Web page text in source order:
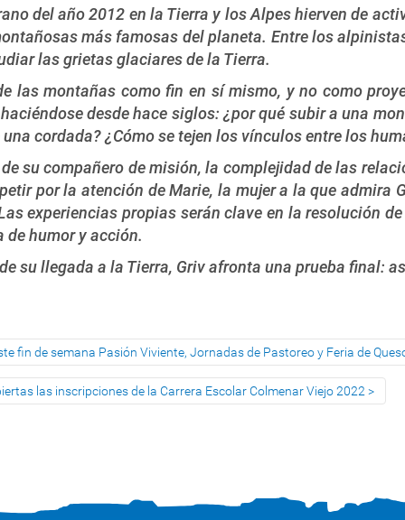
del año 2012 en la Tierra y los Alpes hierven de
más famosas del planeta. Entre los
las grietas glaciares de la Tierra.
las montañas como fin en sí mismo, y no como
desde hace siglos: ¿por qué subir a una
cordada? ¿Cómo se tejen los vínculos entre los
su compañero de misión, la complejidad de las
por la atención de Marie, la mujer a la que
experiencias propias serán clave en la resolución
de humor y acción.
su llegada a la Tierra, Griv afronta una prueba final:
fin de semana Pasión Viviente, Jornadas de Pastoreo y Feria de
las inscripciones de la Carrera Escolar Colmenar Viejo 2022